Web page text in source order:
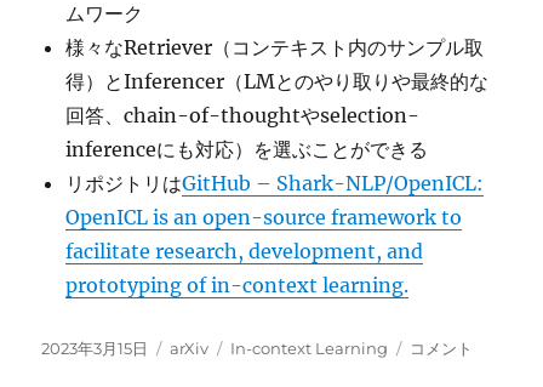
ムワーク
様々なRetriever（コンテキスト内のサンプル取
得）とInferencer（LMとのやり取りや最終的な
回答、chain-of-thoughtやselection-
inferenceにも対応）を選ぶことができる
リポジトリはGitHub – Shark-NLP/OpenICL:
OpenICL is an open-source framework to
facilitate research, development, and
prototyping of in-context learning.
投
2023年3月15日
カ
arXiv
タ
In-context Learning
OpenICL
コメント